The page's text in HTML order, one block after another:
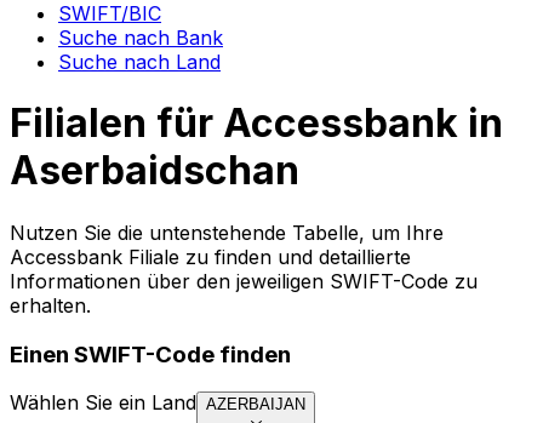
SWIFT/BIC
Suche nach Bank
Suche nach Land
Filialen für Accessbank in
Aserbaidschan
Nutzen Sie die untenstehende Tabelle, um Ihre
Accessbank Filiale zu finden und detaillierte
Informationen über den jeweiligen SWIFT-Code zu
erhalten.
Einen SWIFT-Code finden
Wählen Sie ein Land AZERBAIJAN